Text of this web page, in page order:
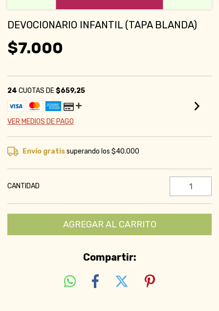
DEVOCIONARIO INFANTIL (TAPA BLANDA)
$7.000
24 CUOTAS DE$659,25
VER MEDIOS DE PAGO
Envío gratissuperando los$40.000
CANTIDAD
Compartir: